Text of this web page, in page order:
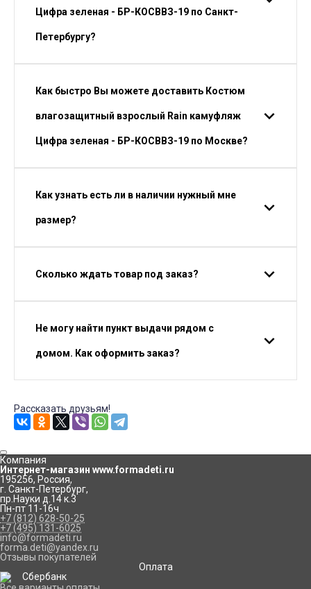
Цифра зеленая - БР-КОСВВЗ-19 по Санкт-
Петербургу?
Как быстро Вы можете доставить Костюм
влагозащитный взрослый Rain камуфляж
Цифра зеленая - БР-КОСВВЗ-19 по Москве?
Как узнать есть ли в наличии нужный мне
размер?
Сколько ждать товар под заказ?
Не могу найти пункт выдачи рядом с
домом. Как оформить заказ?
Рассказать друзьям!
Компания
Интернет-магазин www.formadeti.ru
195256, Россия,
г. Санкт-Петербург,
пр.Науки д.14 к.3
Пн-пт 11-16ч
+7 (812) 628-50-25
+7 (495) 131-6025
info@formadeti.ru
forma.deti@yandex.ru
Отзывы покупателей
Оплата